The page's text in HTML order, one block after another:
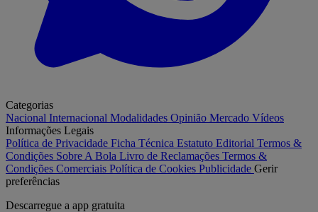
Categorias
Nacional Internacional Modalidades Opinião Mercado Vídeos
Informações Legais
Política de Privacidade Ficha Técnica Estatuto Editorial Termos &
Condições Sobre A Bola Livro de Reclamações Termos &
Condições Comerciais Política de Cookies Publicidade Gerir
preferências
Descarregue a app gratuita